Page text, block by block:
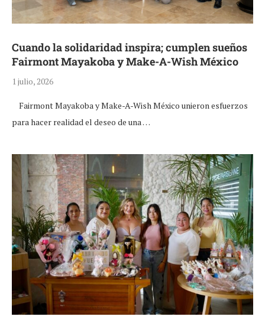
Cuando la solidaridad inspira; cumplen sueños
Fairmont Mayakoba y Make-A-Wish México
1 julio, 2026
Fairmont Mayakoba y Make-A-Wish México unieron esfuerzos
para hacer realidad el deseo de una …